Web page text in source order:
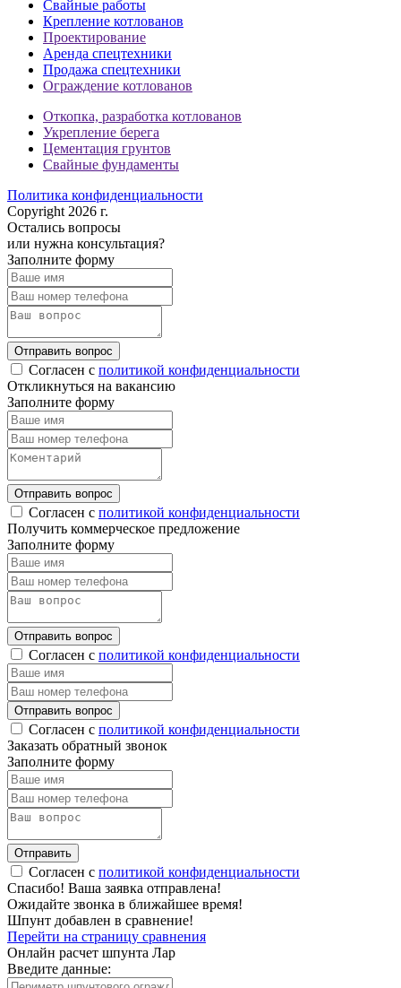
Свайные работы
Крепление котлованов
Проектирование
Аренда спецтехники
Продажа спецтехники
Ограждение котлованов
Откопка, разработка котлованов
Укрепление берега
Цементация грунтов
Свайные фундаменты
Политика конфиденциальности
Copyright 2026 г.
Остались вопросы
или нужна консультация?
Заполните форму
Отправить вопрос
Согласен с политикой конфиденциальности
Откликнуться на вакансию
Заполните форму
Отправить вопрос
Согласен с политикой конфиденциальности
Получить коммерческое предложение
Заполните форму
Отправить вопрос
Согласен с политикой конфиденциальности
Отправить вопрос
Согласен с политикой конфиденциальности
Заказать обратный звонок
Заполните форму
Отправить
Согласен с политикой конфиденциальности
Спасибо! Ваша заявка отправлена!
Ожидайте звонка в ближайшее время!
Шпунт добавлен в сравнение!
Перейти на страницу сравнения
Онлайн расчет шпунта Лар
Введите данные: